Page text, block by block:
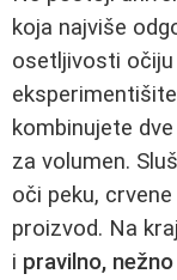
koja najviše
osetljivosti
kombinujete
za volumen.
oči peku,
proizvod. Na
i pravilno,